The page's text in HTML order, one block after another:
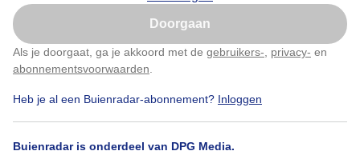
Doorgaan
Als je doorgaat, ga je akkoord met de gebruikers- privacy- en
abonnementsvoorwaarden
Heb je al een Buienradar-abonnement? Inloggen
Buienradar is onderdeel van DPG Media.
Door: public Gemaakt: 16-05-2026, 44x bekeken
Klik hierom dit aan te passen